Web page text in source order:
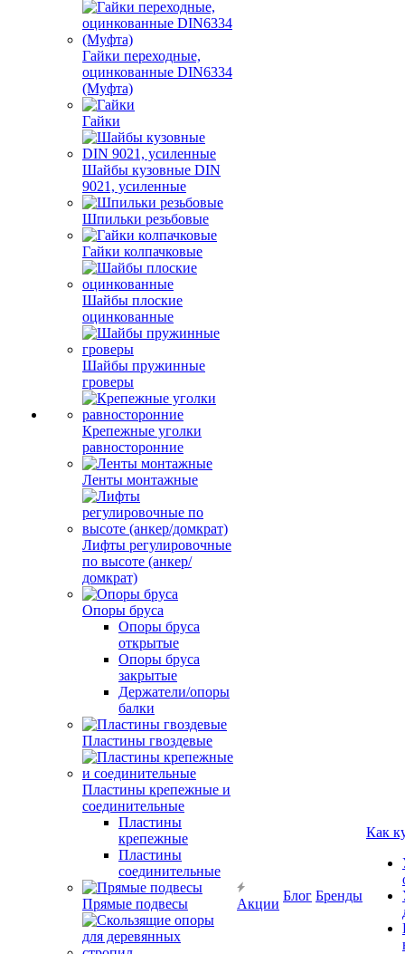
Гайки переходные,
оцинкованные DIN6334
(Муфта)
Гайки
Шайбы кузовные DIN
9021, усиленные
Шпильки резьбовые
Гайки колпачковые
Шайбы плоские
оцинкованные
Шайбы пружинные
гроверы
Крепежные уголки
равносторонние
Ленты монтажные
Лифты регулировочные
по высоте (анкер/
домкрат)
Опоры бруса
Опоры бруса
открытые
Опоры бруса
закрытые
Держатели/опоры
балки
Пластины гвоздевые
Пластины крепежные и
соединительные
Пластины
крепежные
Пластины
соединительные
Прямые подвесы Акции
Блог Бренды
Как